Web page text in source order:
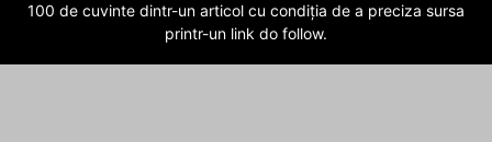
100 de cuvinte dintr-un articol cu condiția de a preciza sursa
printr-un link do follow.